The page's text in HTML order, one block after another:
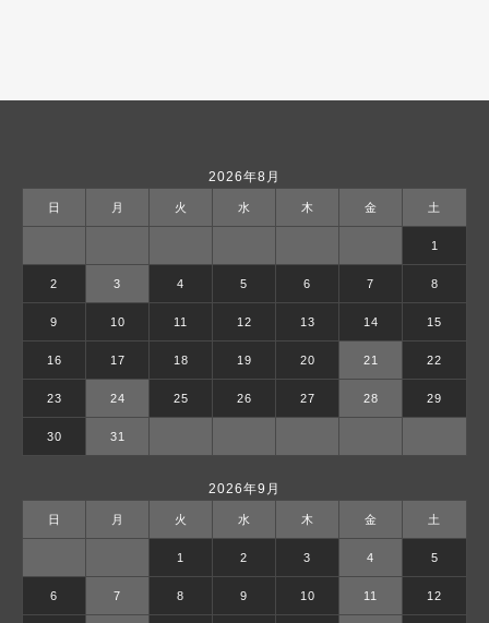
2026年8月
日 月 火 水 木 金 土
1
2 3 4 5 6 7 8
9 10 11 12 13 14 15
16 17 18 19 20 21 22
23 24 25 26 27 28 29
30 31
2026年9月
日 月 火 水 木 金 土
1 2 3 4 5
6 7 8 9 10 11 12